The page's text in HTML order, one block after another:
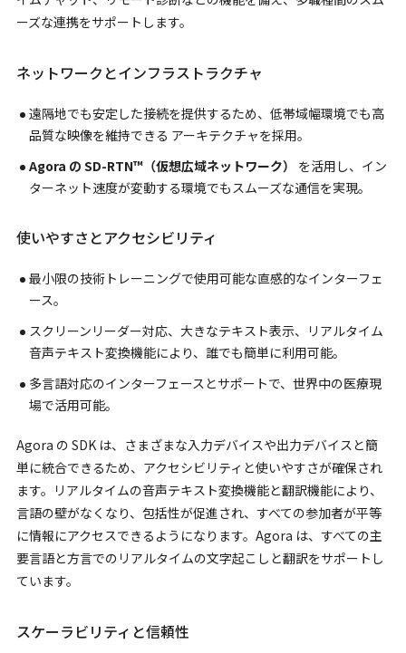
ーズな連携をサポートします。
ネットワークとインフラストラクチャ
遠隔地でも安定した接続を提供するため、低帯域幅環境でも高
品質な映像を維持できる アーキテクチャを採用。
Agora の SD-RTN™（仮想広域ネットワーク） を活用し、イン
ターネット速度が変動する環境でもスムーズな通信を実現。
使いやすさとアクセシビリティ
最小限の技術トレーニングで使用可能な直感的なインターフェ
ース。
スクリーンリーダー対応、大きなテキスト表示、リアルタイム
音声テキスト変換機能により、誰でも簡単に利用可能。
多言語対応のインターフェースとサポートで、世界中の医療現
場で活用可能。
Agora の SDK は、さまざまな入力デバイスや出力デバイスと簡
単に統合できるため、アクセシビリティと使いやすさが確保され
ます。リアルタイムの音声テキスト変換機能と翻訳機能により、
言語の壁がなくなり、包括性が促進され、すべての参加者が平等
に情報にアクセスできるようになります。Agora は、すべての主
要言語と方言でのリアルタイムの文字起こしと翻訳をサポートし
ています。
スケーラビリティと信頼性